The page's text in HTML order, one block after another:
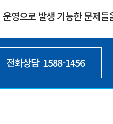
영으로 발생 가능한 문제
전화상담 1588-1456